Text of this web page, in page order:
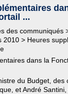
...
des communiqués
2010 > Heures
dans la
du Budget, des
et André